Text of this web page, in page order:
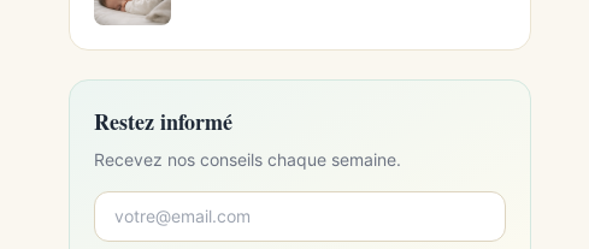
Restez informé
Recevez nos conseils chaque semaine.